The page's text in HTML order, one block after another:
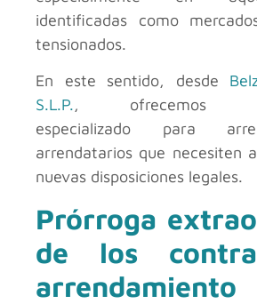
identificadas como
tensionados.
En este sentido, desde
S.L.P., ofrecemos
especializado para
arrendatarios que necesiten
nuevas disposiciones legales.
Prórroga
de los
arrendamiento